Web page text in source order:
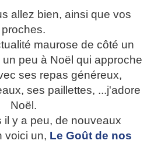
allez bien, ainsi que vos
proches.
maurose de côté un
peu à Noël qui approche
ses repas généreux,
ses paillettes, ...j'adore
Noël.
il y a peu, de nouveaux
voici un, Le Goût de nos